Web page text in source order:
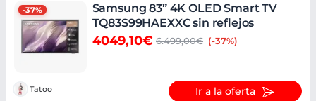
-37%
Samsung 83” 4K OLED Smart TV
TQ83S99HAEXXC sin reflejos
4049,10€ 6.499,00€ (-37%)
Tatoo Ir a la oferta